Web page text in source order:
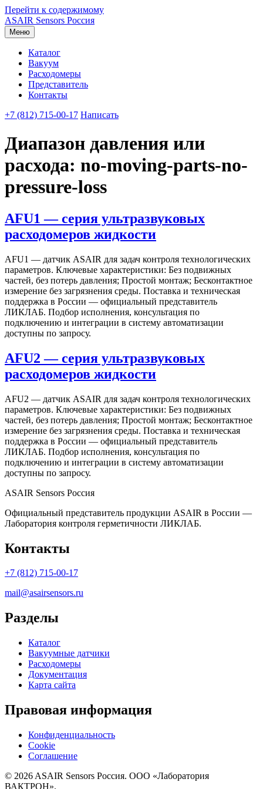
Перейти к содержимому
ASAIR Sensors Россия
Меню
Каталог
Вакуум
Расходомеры
Представитель
Контакты
+7 (812) 715-00-17 Написать
Диапазон давления или
расхода: no-moving-parts-no-
pressure-loss
AFU1 — серия ультразвуковых
расходомеров жидкости
AFU1 — датчик ASAIR для задач контроля технологических
параметров. Ключевые характеристики: Без подвижных
частей, без потерь давления; Простой монтаж; Бесконтактное
измерение без загрязнения среды. Поставка и техническая
поддержка в России — официальный представитель
ЛИКЛАБ. Подбор исполнения, консультация по
подключению и интеграции в систему автоматизации
доступны по запросу.
AFU2 — серия ультразвуковых
расходомеров жидкости
AFU2 — датчик ASAIR для задач контроля технологических
параметров. Ключевые характеристики: Без подвижных
частей, без потерь давления; Простой монтаж; Бесконтактное
измерение без загрязнения среды. Поставка и техническая
поддержка в России — официальный представитель
ЛИКЛАБ. Подбор исполнения, консультация по
подключению и интеграции в систему автоматизации
доступны по запросу.
ASAIR Sensors Россия
Официальный представитель продукции ASAIR в России —
Лаборатория контроля герметичности ЛИКЛАБ.
Контакты
+7 (812) 715-00-17
mail@asairsensors.ru
Разделы
Каталог
Вакуумные датчики
Расходомеры
Документация
Карта сайта
Правовая информация
Конфиденциальность
Cookie
Соглашение
© 2026 ASAIR Sensors Россия. ООО «Лаборатория
ВАКТРОН».